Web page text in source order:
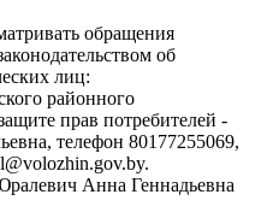
обращения
об
лиц:
районного
прав потребителей -
телефон 80177255069,
Анна Геннадьевна